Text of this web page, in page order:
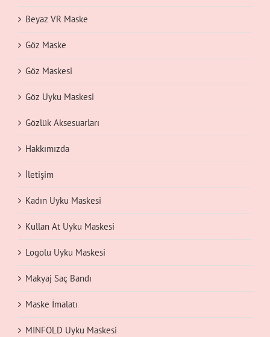
Beyaz VR Maske
Göz Maske
Göz Maskesi
Göz Uyku Maskesi
Gözlük Aksesuarları
Hakkımızda
İletişim
Kadın Uyku Maskesi
Kullan At Uyku Maskesi
Logolu Uyku Maskesi
Makyaj Saç Bandı
Maske İmalatı
MINFOLD Uyku Maskesi